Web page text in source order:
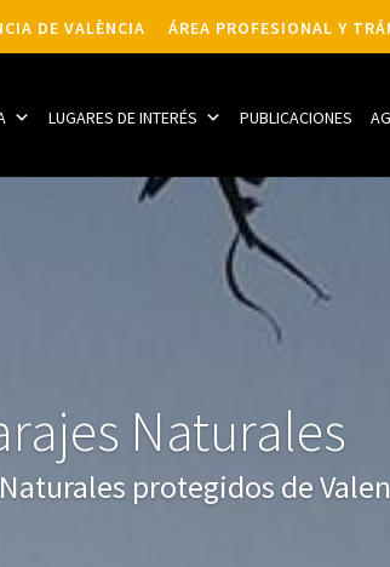
DE VALÈNCIA ÁREA PROFESIONAL Y
LUGARES DE INTERÉS PUBLICACIONES
Naturales
protegidos de